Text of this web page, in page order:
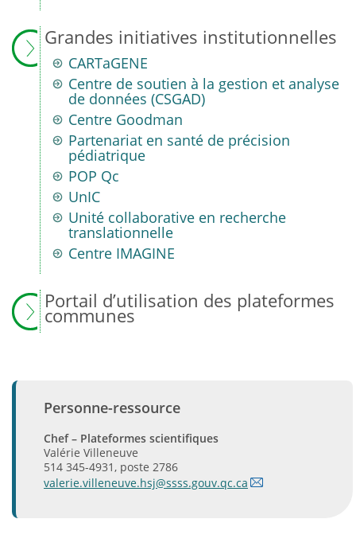
Grandes initiatives institutionnelles
CARTaGENE
Centre de soutien à la gestion et analyse
de données (CSGAD)
Centre Goodman
Partenariat en santé de précision
pédiatrique
POP Qc
UnIC
Unité collaborative en recherche
translationnelle
Centre IMAGINE
Portail d’utilisation des plateformes
communes
Personne-ressource
Chef – Plateformes scientifiques
Valérie Villeneuve
514 345-4931, poste 2786
valerie.villeneuve.hsj@ssss.gouv.qc.ca